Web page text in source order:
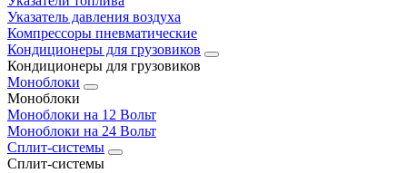
Указатель давления воздуха
Компрессоры пневматические
Кондиционеры для грузовиков
Кондиционеры для грузовиков
Моноблоки
Моноблоки
Моноблоки на 12 Вольт
Моноблоки на 24 Вольт
Сплит-системы
Сплит-системы